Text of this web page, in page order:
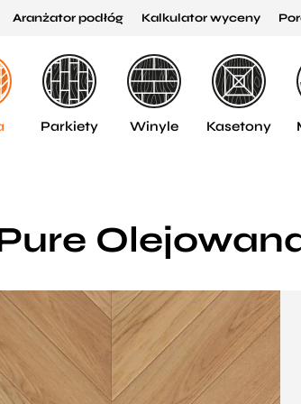
Aranżator podłóg Kalkulator wyceny
Parkiety Winyle Kasetony